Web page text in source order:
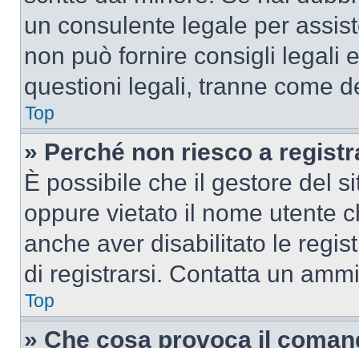
un consulente legale per
non può fornire consigli legali
questioni legali, tranne come
Top
» Perché non riesco a
È possibile che il gestore del
oppure vietato il nome utente
anche aver disabilitato le
di registrarsi. Contatta un
Top
» Che cosa provoca il